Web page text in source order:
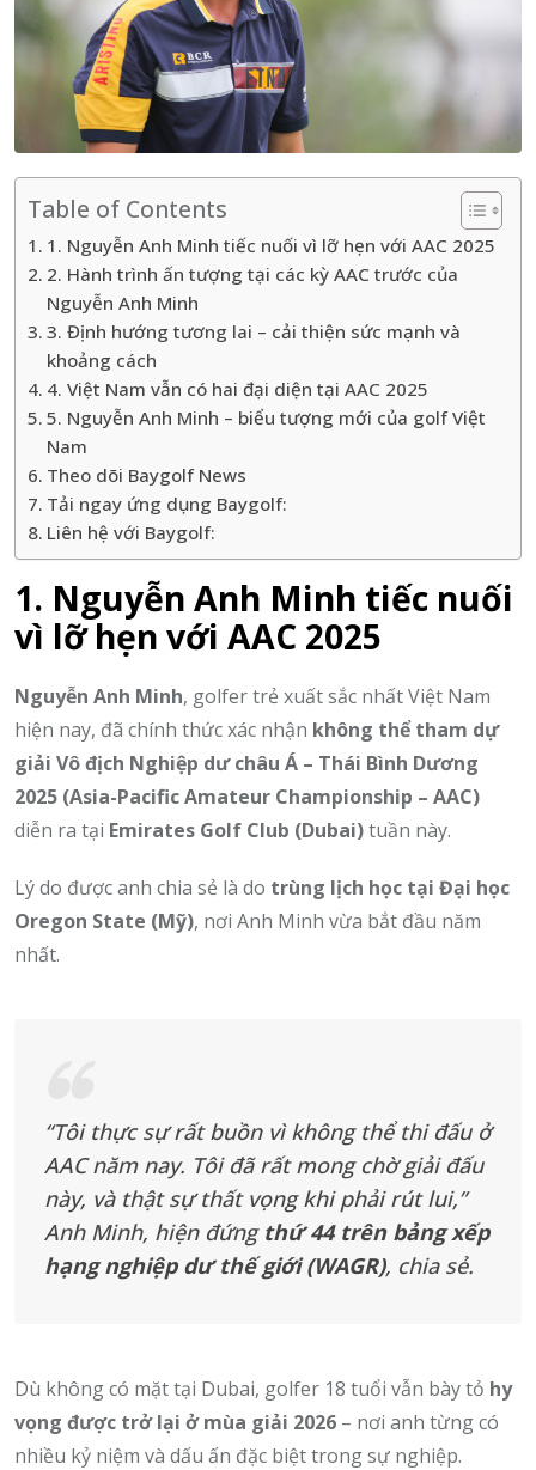
Table of Contents
1. Nguyễn Anh Minh tiếc nuối vì lỡ hẹn với AAC 2025
2. Hành trình ấn tượng tại các kỳ AAC trước của
Nguyễn Anh Minh
3. Định hướng tương lai – cải thiện sức mạnh và
khoảng cách
4. Việt Nam vẫn có hai đại diện tại AAC 2025
5. Nguyễn Anh Minh – biểu tượng mới của golf Việt
Nam
Theo dõi Baygolf News
Tải ngay ứng dụng Baygolf:
Liên hệ với Baygolf:
1. Nguyễn Anh Minh tiếc nuối
vì lỡ hẹn với AAC 2025
Nguyễn Anh Minh, golfer trẻ xuất sắc nhất Việt Nam
hiện nay, đã chính thức xác nhận không thể tham dự
giải Vô địch Nghiệp dư châu Á – Thái Bình Dương
2025 (Asia-Pacific Amateur Championship – AAC)
diễn ra tại Emirates Golf Club (Dubai)tuần này.
Lý do được anh chia sẻ là do trùng lịch học tại Đại học
Oregon State (Mỹ), nơi Anh Minh vừa bắt đầu năm
nhất.
“Tôi thực sự rất buồn vì không thể thi đấu ở
AAC năm nay. Tôi đã rất mong chờ giải đấu
này, và thật sự thất vọng khi phải rút lui,”
Anh Minh, hiện đứng thứ 44 trên bảng xếp
hạng nghiệp dư thế giới (WAGR), chia sẻ.
Dù không có mặt tại Dubai, golfer 18 tuổi vẫn bày tỏ hy
vọng được trở lại ở mùa giải 2026 – nơi anh từng có
nhiều kỷ niệm và dấu ấn đặc biệt trong sự nghiệp.